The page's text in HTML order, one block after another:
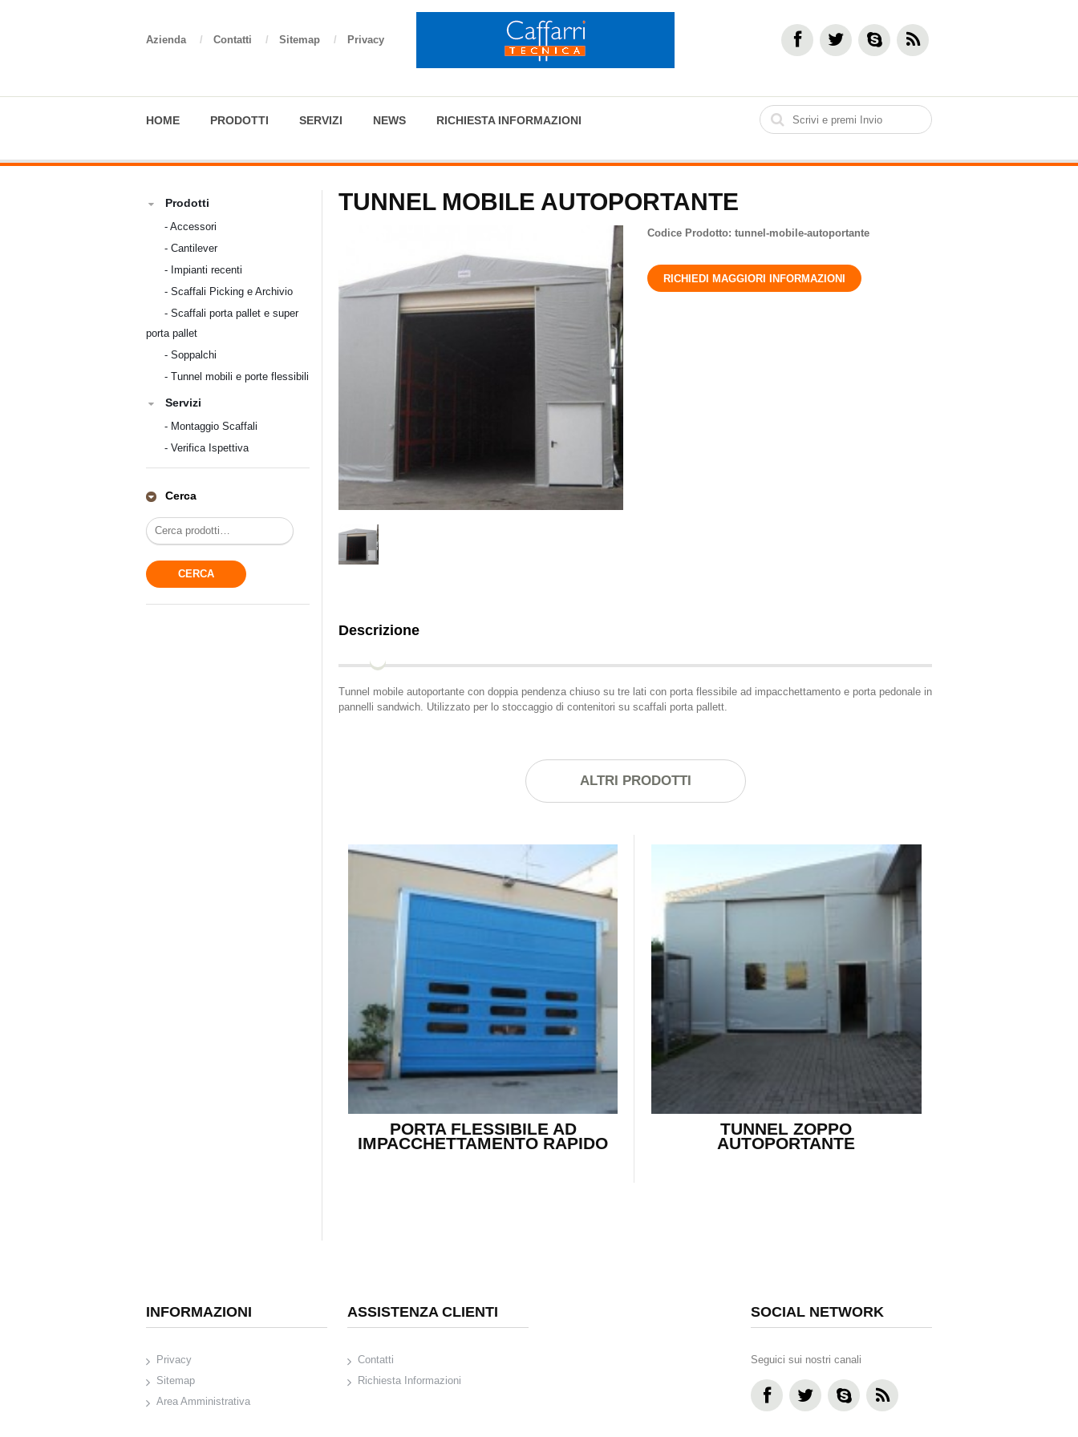
Azienda / Contatti / Sitemap / Privacy
HOME PRODOTTI SERVIZI NEWS RICHIESTA INFORMAZIONI
Prodotti
- Accessori
- Cantilever
- Impianti recenti
- Scaffali Picking e Archivio
- Scaffali porta pallet e super
porta pallet
- Soppalchi
- Tunnel mobili e porte flessibili
Servizi
- Montaggio Scaffali
- Verifica Ispettiva
Cerca
TUNNEL MOBILE AUTOPORTANTE
Codice Prodotto: tunnel-mobile-autoportante
RICHIEDI MAGGIORI INFORMAZIONI
Descrizione
Tunnel mobile autoportante con doppia pendenza chiuso su tre lati con porta flessibile ad impacchettamento e porta pedonale in
pannelli sandwich. Utilizzato per lo stoccaggio di contenitori su scaffali porta pallett.
ALTRI PRODOTTI
PORTA FLESSIBILE AD
IMPACCHETTAMENTO RAPIDO
TUNNEL ZOPPO
AUTOPORTANTE
INFORMAZIONI
Privacy
Sitemap
Area Amministrativa
ASSISTENZA CLIENTI
Contatti
Richiesta Informazioni
SOCIAL NETWORK
Seguici sui nostri canali